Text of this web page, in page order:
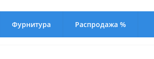
Фурнитура Распродажа %